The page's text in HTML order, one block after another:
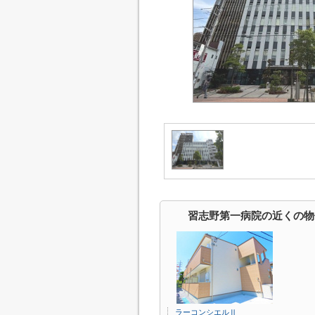
習志野第一病院の近くの
ラーコンシエルⅡ